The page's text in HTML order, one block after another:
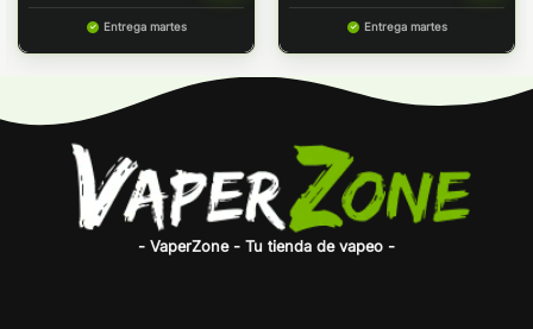
Entrega martes Entrega martes
- VaperZone - Tu tienda de vapeo -